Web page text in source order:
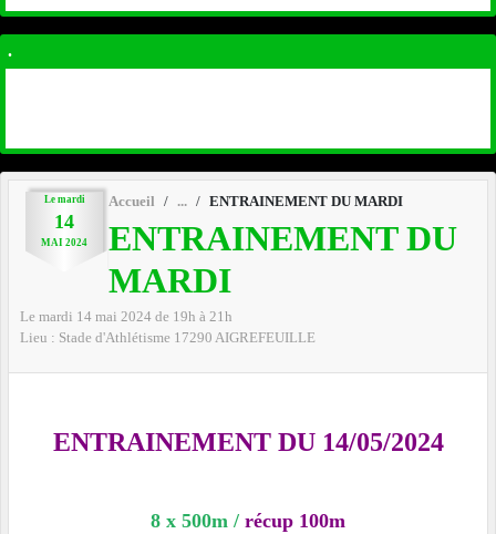
Le mardi
14
MAI 2024
Accueil ENTRAINEMENT DU MARDI
ENTRAINEMENT DU
MARDI
Le mardi 14 mai 2024 de 19h à 21h
Lieu : Stade d'Athlétisme 17290 AIGREFEUILLE
ENTRAINEMENT DU 14/05/2024
8 x 500m / récup 100m
.